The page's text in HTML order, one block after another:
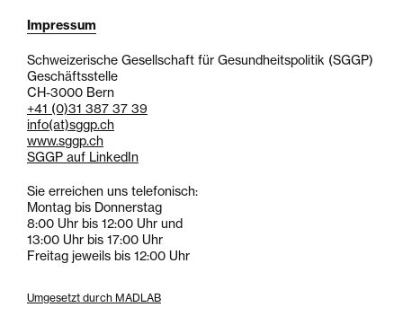
Impressum
Schweizerische Gesellschaft für Gesundheitspolitik (SGGP)
Geschäftsstelle
CH-3000 Bern
+41 (0)31 387 37 39
info(at)sggp.ch
www.sggp.ch
SGGP auf LinkedIn
Sie erreichen uns telefonisch:
Montag bis Donnerstag
8:00 Uhr bis 12:00 Uhr und
13:00 Uhr bis 17:00 Uhr
Freitag jeweils bis 12:00 Uhr
Umgesetzt durch MADLAB